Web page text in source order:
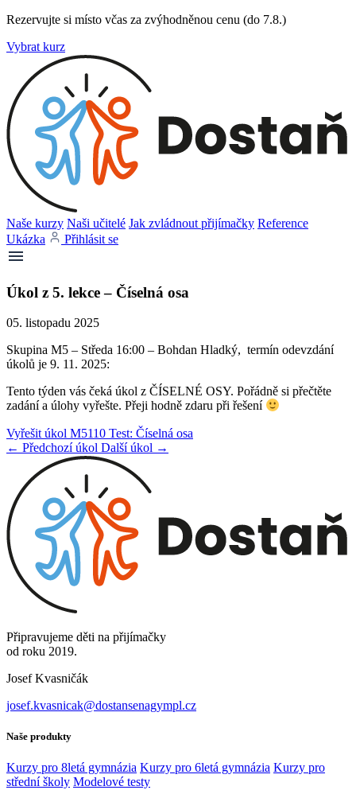
Rezervujte si místo včas za zvýhodněnou cenu (do 7.8.)
Vybrat kurz
Naše kurzy Naši učitelé Jak zvládnout přijímačky Reference
Ukázka
Přihlásit se
Úkol z 5. lekce – Číselná osa
05. listopadu 2025
Skupina M5 – Středa 16:00 – Bohdan Hladký, termín odevzdání
úkolů je 9. 11. 2025:
Tento týden vás čeká úkol z ČÍSELNÉ OSY. Pořádně si přečtěte
zadání a úlohy vyřešte. Přeji hodně zdaru při řešení
Vyřešit úkol M5110 Test: Číselná osa
← Předchozí úkol Další úkol →
Připravujeme děti na přijímačky
od roku 2019.
Josef Kvasničák
josef.kvasnicak@dostansenagympl.cz
Naše produkty
Kurzy pro 8letá gymnázia Kurzy pro 6letá gymnázia Kurzy pro
střední školy Modelové testy